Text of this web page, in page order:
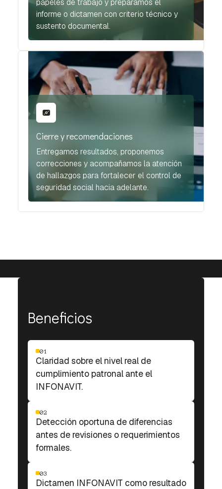
papeles de trabajo y preparamos el
informe o dictamen con criterio técnico y
sustento documental.
Cierre y recomendaciones
Entregamos resultados, proponemos
correcciones y acompañamos la atención
de hallazgos para fortalecer el control de
seguridad social hacia adelante.
Beneficios
01
Claridad sobre el nivel real de
cumplimiento patronal ante el
INFONAVIT.
02
Detección oportuna de diferencias
antes de revisiones o requerimientos
formales.
03
Dictamen INFONAVIT como resultado